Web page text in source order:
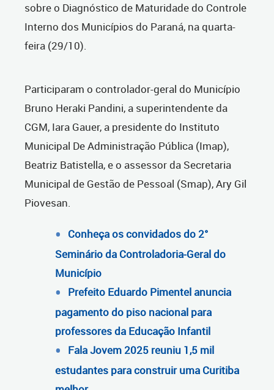
sobre o Diagnóstico de Maturidade do Controle
Interno dos Municípios do Paraná, na quarta-
feira (29/10).
Participaram o controlador-geral do Município
Bruno Heraki Pandini, a superintendente da
CGM, Iara Gauer, a presidente do Instituto
Municipal De Administração Pública (Imap),
Beatriz Batistella, e o assessor da Secretaria
Municipal de Gestão de Pessoal (Smap), Ary Gil
Piovesan.
Conheça os convidados do 2°
Seminário da Controladoria-Geral do
Município
Prefeito Eduardo Pimentel anuncia
pagamento do piso nacional para
professores da Educação Infantil
Fala Jovem 2025 reuniu 1,5 mil
estudantes para construir uma Curitiba